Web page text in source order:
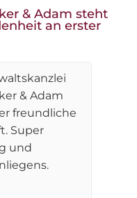
& Adam steht
an erster
& Adam
freundliche
Super
und